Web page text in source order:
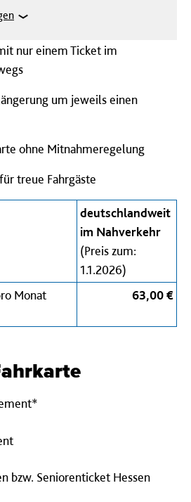
nur einem Ticket im
um jeweils einen
ohne Mitnahmeregelung
treue Fahrgäste
deutschlandweit
im Nahverkehr
(Preis zum:
1.1.2026)
Monat 63,00 €
bzw. Seniorenticket Hessen